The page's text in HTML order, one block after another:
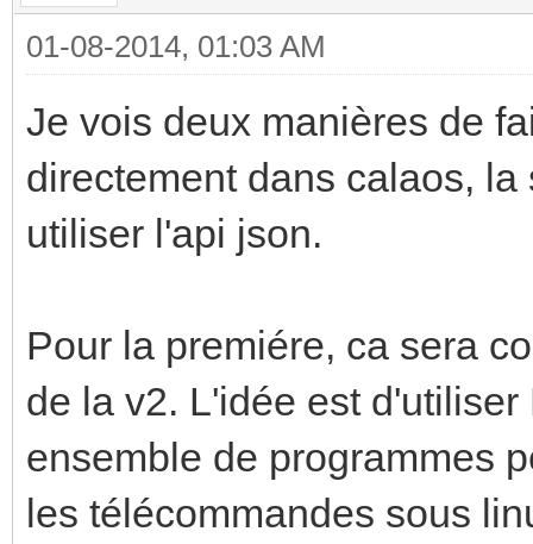
01-08-2014, 01:03 AM
Je vois deux manières de
directement dans calaos,
utiliser l'api json.
Pour la premiére, ca sera
de la v2. L'idée est
ensemble de programmes
les télécommandes sous